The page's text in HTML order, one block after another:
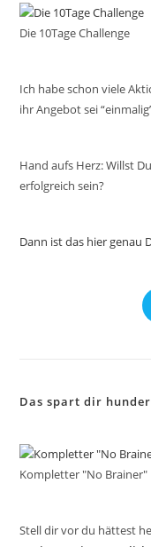
Die 10Tage Challenge
Ich habe schon viele
ihr Angebot sei
Hand aufs Herz: Willst
erfolgreich sein?
Dann ist das hier genau
Das spart dir
Kompletter "No Brainer"
Stell dir vor du hättest